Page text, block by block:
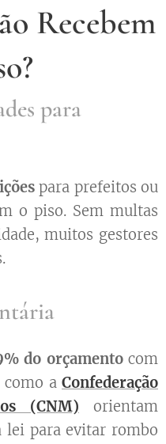
Recebem
para
para prefeitos ou
o piso. Sem multas
muitos gestores
do orçamentocom
como a Confederação
(CNM) orientam
lei para evitar rombo